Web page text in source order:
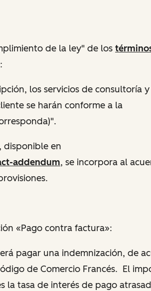
de la ley" de los
los servicios de consultoría
se harán conforme a la
disponible en
addendum, se incorpora al
«Pago contra factura»:
pagar una indemnización, de
de Comercio Francés. El
la tasa de interés de pago